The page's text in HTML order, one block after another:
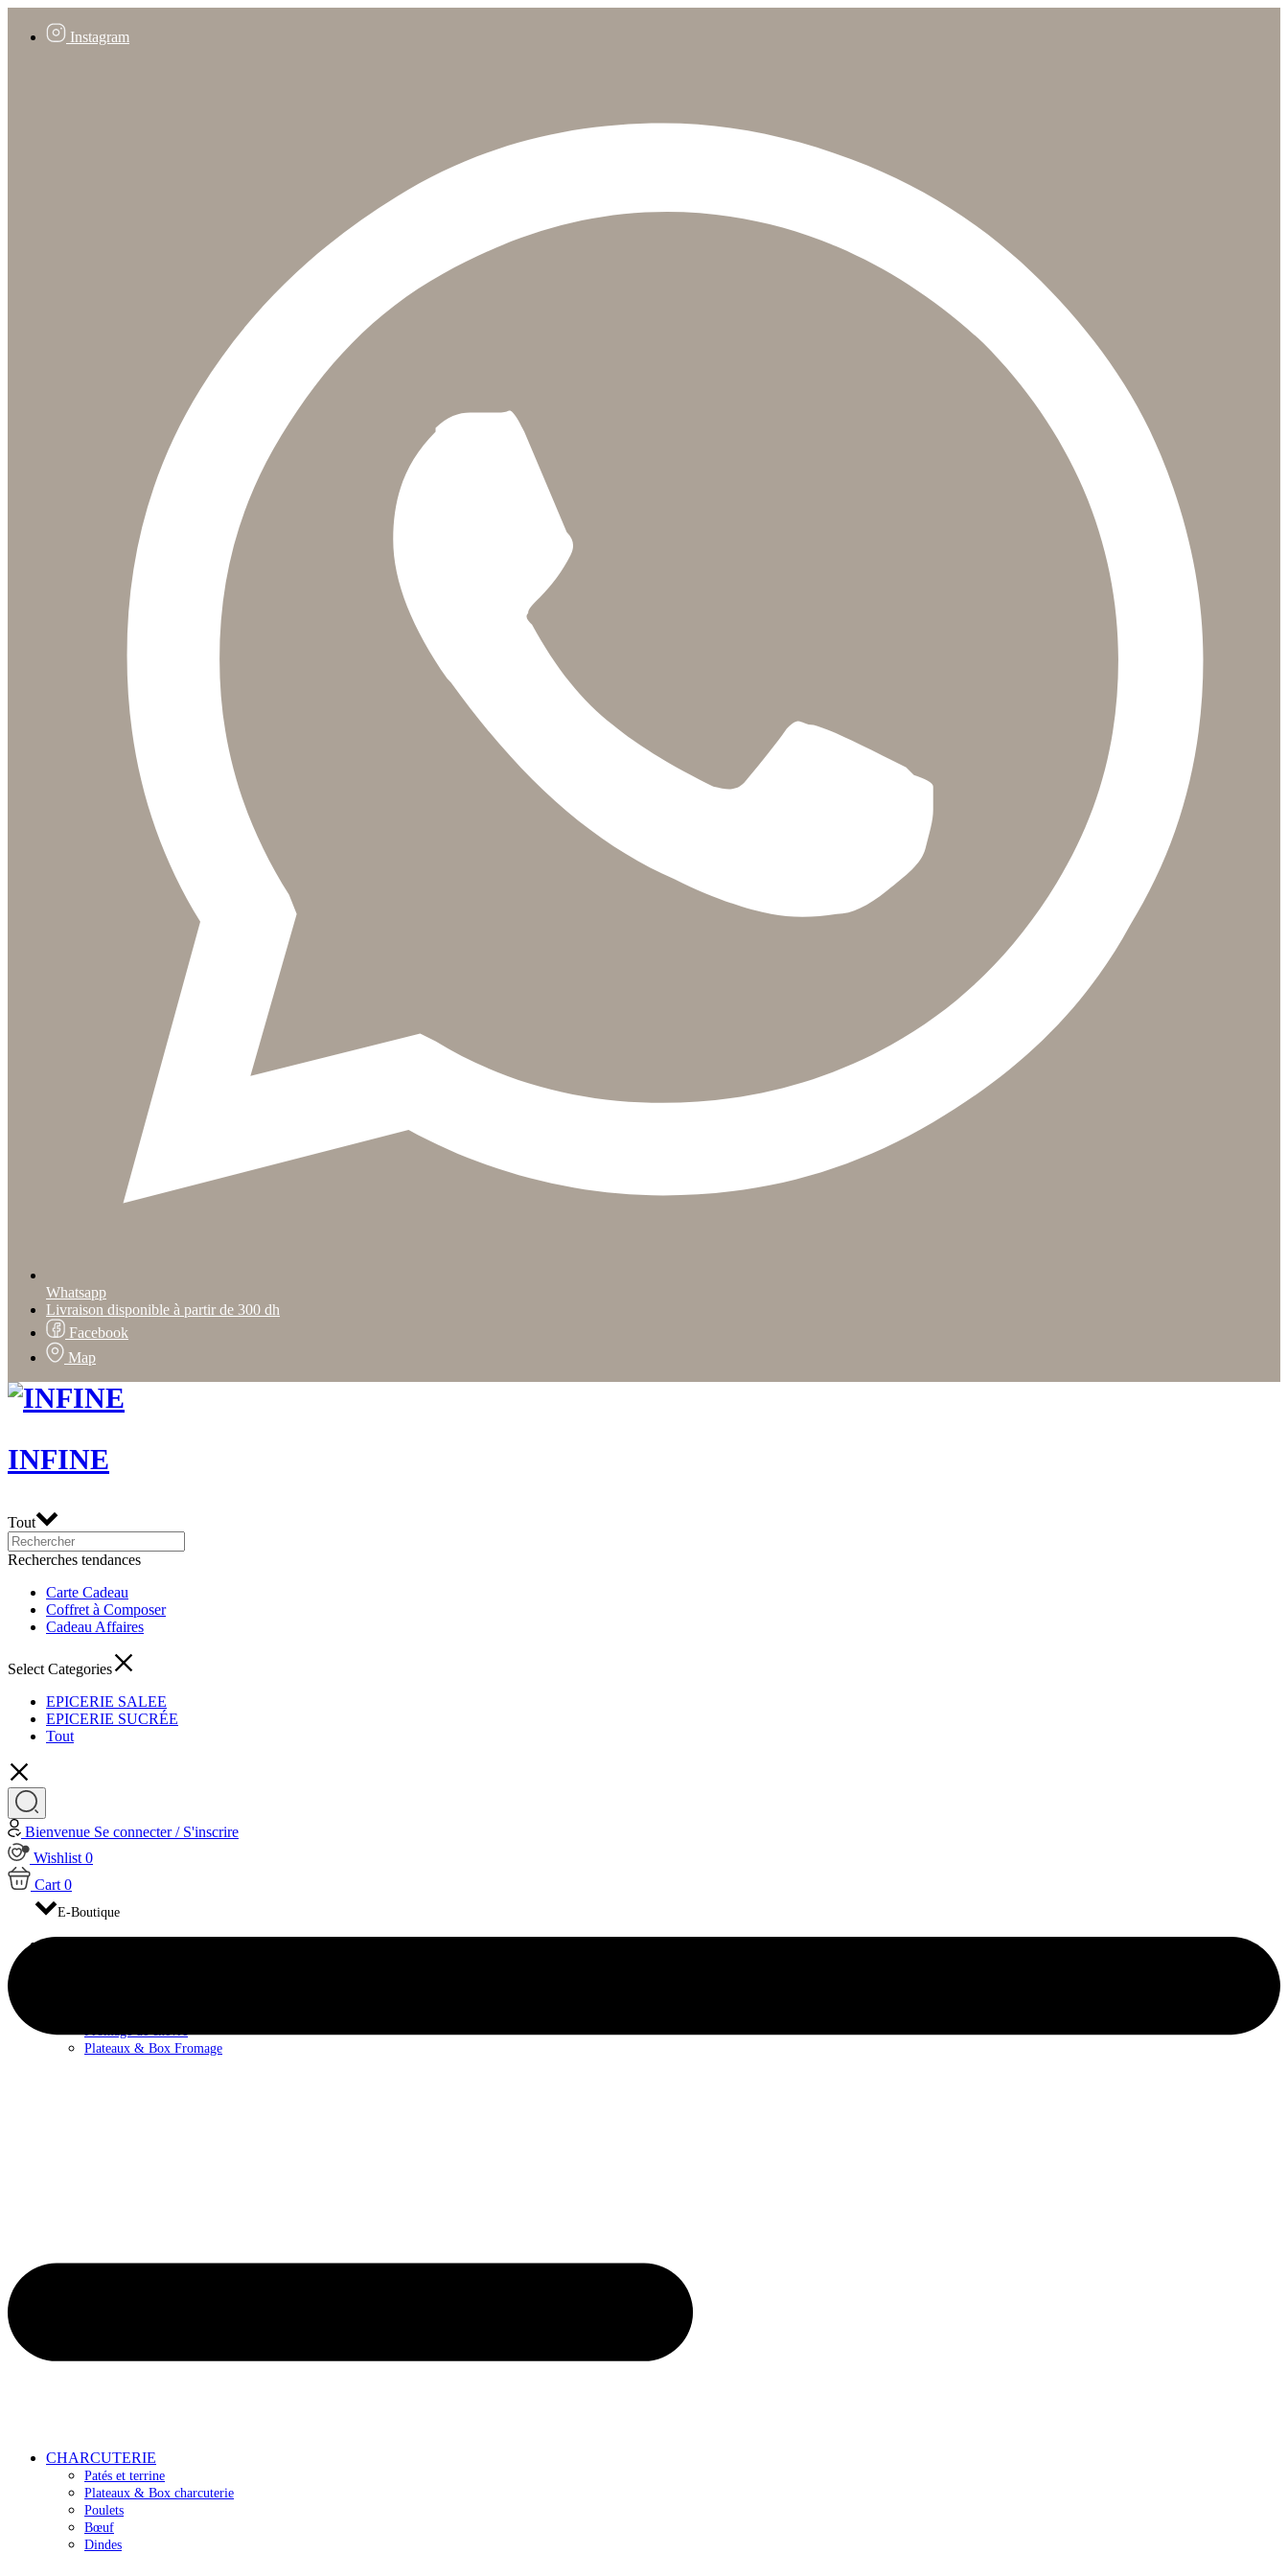
Instagram
Whatsapp
Livraison disponible à partir de 300 dh
Facebook
Map
INFINE
Tout
Recherches tendances
Carte Cadeau
Coffret à Composer
Cadeau Affaires
Select Categories
EPICERIE SALEE
EPICERIE SUCRÉE
Tout
Bienvenue Se connecter / S'inscrire
Wishlist 0
Cart 0
E-Boutique
FROMAGES
Fromage de chèvre
Plateaux & Box Fromage
CHARCUTERIE
Patés et terrine
Plateaux & Box charcuterie
Poulets
Bœuf
Dindes